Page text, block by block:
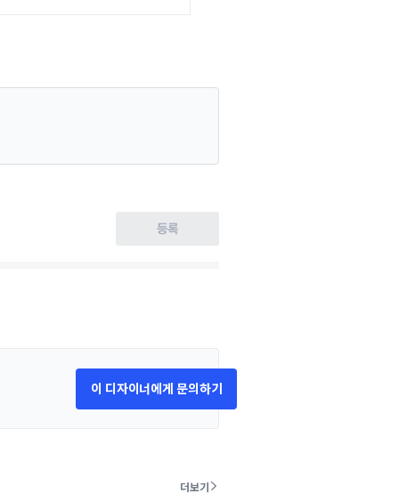
등록
이 디자이너에게 문의하기
더보기